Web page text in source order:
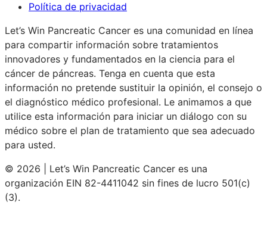
Política de privacidad
Let’s Win Pancreatic Cancer es una comunidad en línea
para compartir información sobre tratamientos
innovadores y fundamentados en la ciencia para el
cáncer de páncreas. Tenga en cuenta que esta
información no pretende sustituir la opinión, el consejo o
el diagnóstico médico profesional. Le animamos a que
utilice esta información para iniciar un diálogo con su
médico sobre el plan de tratamiento que sea adecuado
para usted.
© 2026 | Let’s Win Pancreatic Cancer es una
organización EIN 82-4411042 sin fines de lucro 501(c)
(3).